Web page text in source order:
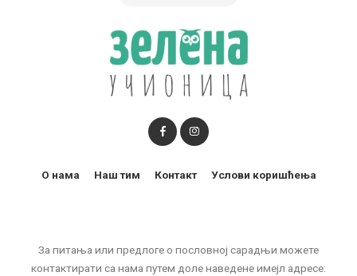
За питања или предлоге о пословној сарадњи можете
контактирати са нама путем доле наведене имејл адресе:
О нама Наш тим Контакт Услови коришћења